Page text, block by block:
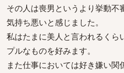
その人は喪男というより挙動不
気持ち悪いと感じました。
私はたまに美人と言われるくら
プルなものを好みます。
また仕事においては好き嫌い